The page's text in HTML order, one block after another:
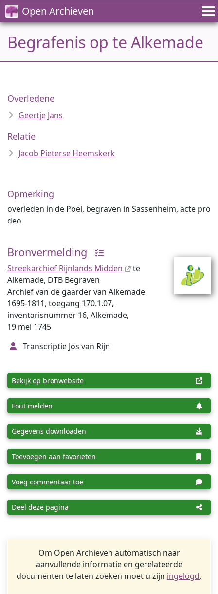
Open Archieven
Begrafenis op te Alkemade
Overledene
Geertje Jans
Relatie
Jacob Pieterse Heemskerk
Opmerking
overleden in de Poel, begraven in Sassenheim, acte pro
deo
Bronvermelding
Streekarchief Rijnlands Midden
te
Alkemade, DTB Begraven
Archief van de gaarder van Alkemade
1695-1811, toegang 170.1.07,
inventarisnummer 16, Alkemade,
19 mei 1745
Transcriptie Jos van Rijn
Bekijk op bronwebsite
Fout melden
Gegevens downloaden
Toevoegen aan favorieten
Voeg commentaar toe
Deel deze pagina
Om Open Archieven automatisch naar
aanvullende informatie en gerelateerde
documenten te laten zoeken moet u zijn ingelogd.